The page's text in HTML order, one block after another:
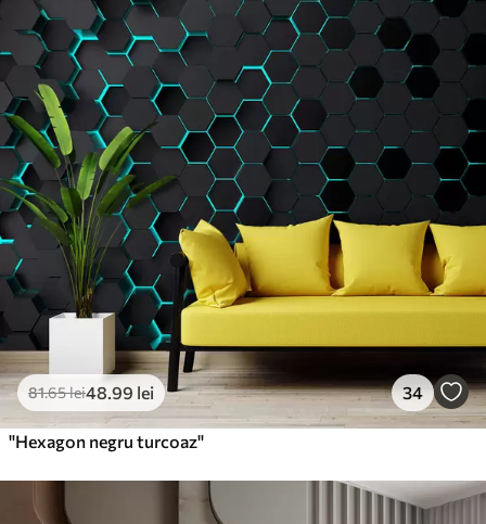
Standard
166 .65 99 .99lei/m²
Premium
220.02132.01lei
Vinil Premium
250.00150 .00 lei/m²
Peel and Stick
300 180.00lei/m²
81.65lei48.99 lei 34
"Hexagon negru turcoaz"